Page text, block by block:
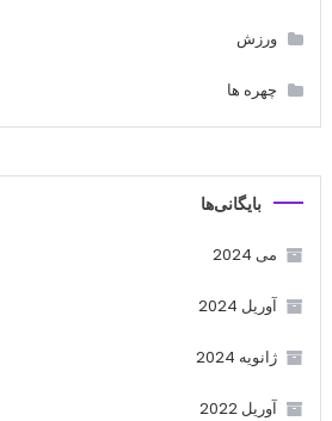
ورزش
چهره ها
بایگانی‌ها
می 2024
آوریل 2024
ژانویه 2024
آوریل 2022